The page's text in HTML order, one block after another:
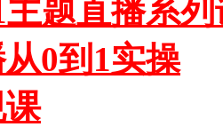
题直播系列
0到1实操